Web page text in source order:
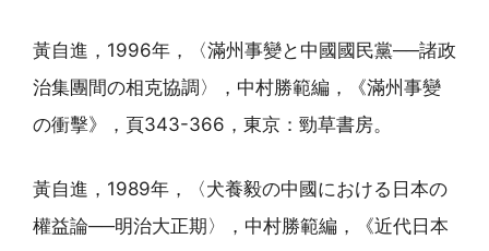
黃自進，1996年，〈滿州事變と中國國民黨──諸政
治集團間の相克協調〉，中村勝範編，《滿州事變
の衝擊》，頁343-366，東京：勁草書房。
黃自進，1989年，〈犬養毅の中國における日本の
權益論──明治大正期〉，中村勝範編，《近代日本